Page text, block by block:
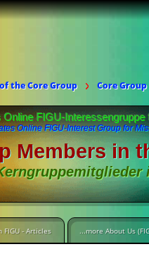
the Core Group Core
Online FIGU-
Online FIGU-Interest Group for
Members in
FIGU - Articles ...more About Us